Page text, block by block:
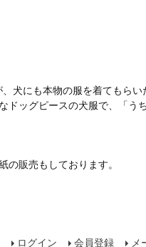
犬にも本物の服を着てもら
ドッグピースの犬服で、「う
販売もしております。
ログイン 会員登録 メ